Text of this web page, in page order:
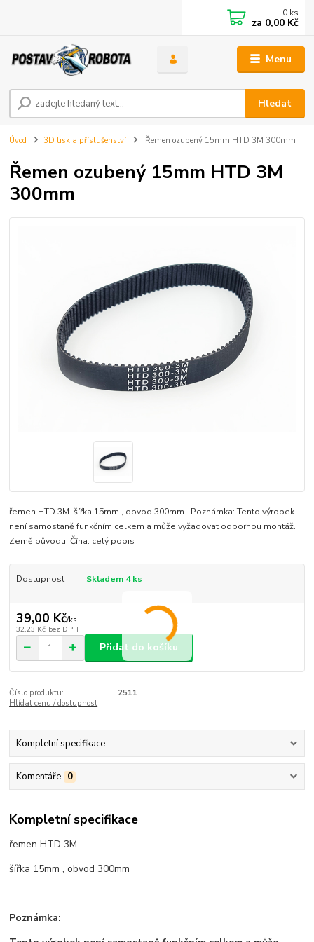
Menu
Hledat
0 ks
za 0,00 Kč
Úvod 3D tisk a příslušenství Řemen ozubený 15mm HTD 3M 300mm
Řemen ozubený 15mm HTD 3M
300mm
řemen HTD 3M šířka 15mm , obvod 300mm Poznámka: Tento výrobek
není samostaně funkčním celkem a může vyžadovat odbornou montáž.
Země původu: Čína. celý popis
Dostupnost Skladem 4 ks
39,00 Kč/ks
32,23 Kč bez DPH
Přidat do košíku
Číslo produktu:
2511
Hlídat cenu / dostupnost
Kompletní specifikace
Komentáře 0
Kompletní specifikace
řemen HTD 3M
šířka 15mm , obvod 300mm
Poznámka: